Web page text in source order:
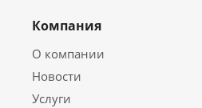
Компания
О компании
Новости
Услуги